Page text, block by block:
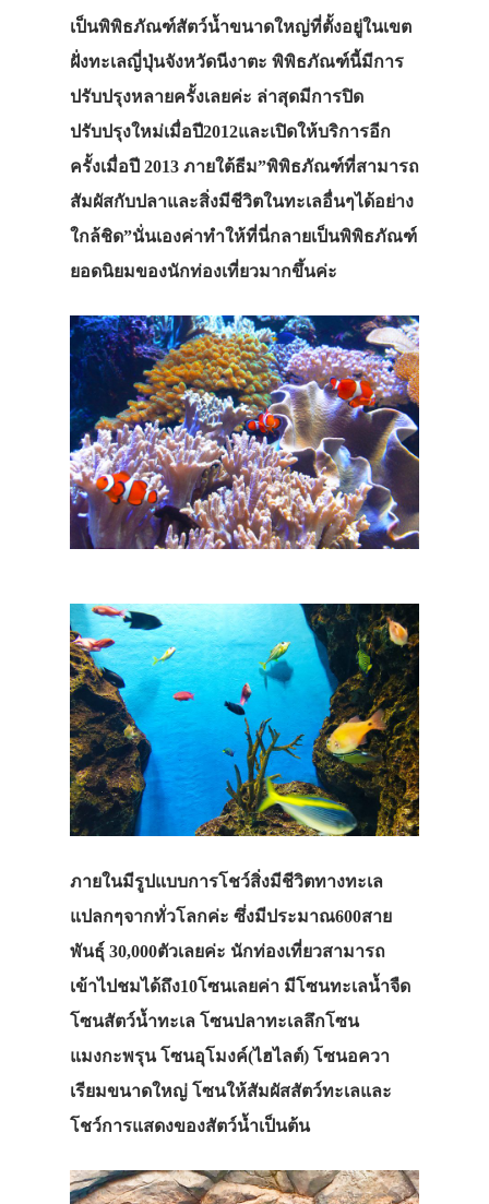
เป็นพิพิธภัณฑ์สัตว์น้ำขนาดใหญ่ที่ตั้งอยู่ในเขต
ฝั่งทะเลญี่ปุ่นจังหวัดนีงาตะ พิพิธภัณฑ์นี้มีการ
ปรับปรุงหลายครั้งเลยค่ะ ล่าสุดมีการปิด
ปรับปรุงใหม่เมื่อปี2012และเปิดให้บริการอีก
ครั้งเมื่อปี 2013 ภายใต้ธีม”พิพิธภัณฑ์ที่สามารถ
สัมผัสกับปลาและสิ่งมีชีวิตในทะเลอื่นๆได้อย่าง
ใกล้ชิด”นั่นเองค่าทำให้ที่นี่กลายเป็นพิพิธภัณฑ์
ยอดนิยมของนักท่องเที่ยวมากขึ้นค่ะ
ภายในมีรูปแบบการโชว์สิ่งมีชีวิตทางทะเล
แปลกๆจากทั่วโลกค่ะ ซึ่งมีประมาณ600สาย
พันธุ์ 30,000ตัวเลยค่ะ นักท่องเที่ยวสามารถ
เข้าไปชมได้ถึง10โซนเลยค่า มีโซนทะเลน้ำจืด
โซนสัตว์น้ำทะเล โซนปลาทะเลลึกโซน
แมงกะพรุน โซนอุโมงค์(ไฮไลต์) โซนอควา
เรียมขนาดใหญ่ โซนให้สัมผัสสัตว์ทะเลและ
โชว์การแสดงของสัตว์น้ำเป็นต้น